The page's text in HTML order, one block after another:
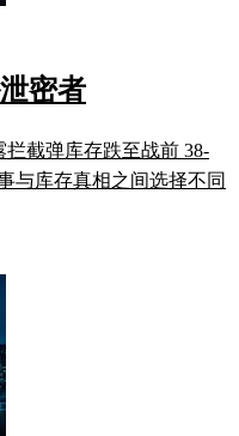
密者
截弹库存跌至战前 38-
与库存真相之间选择不同